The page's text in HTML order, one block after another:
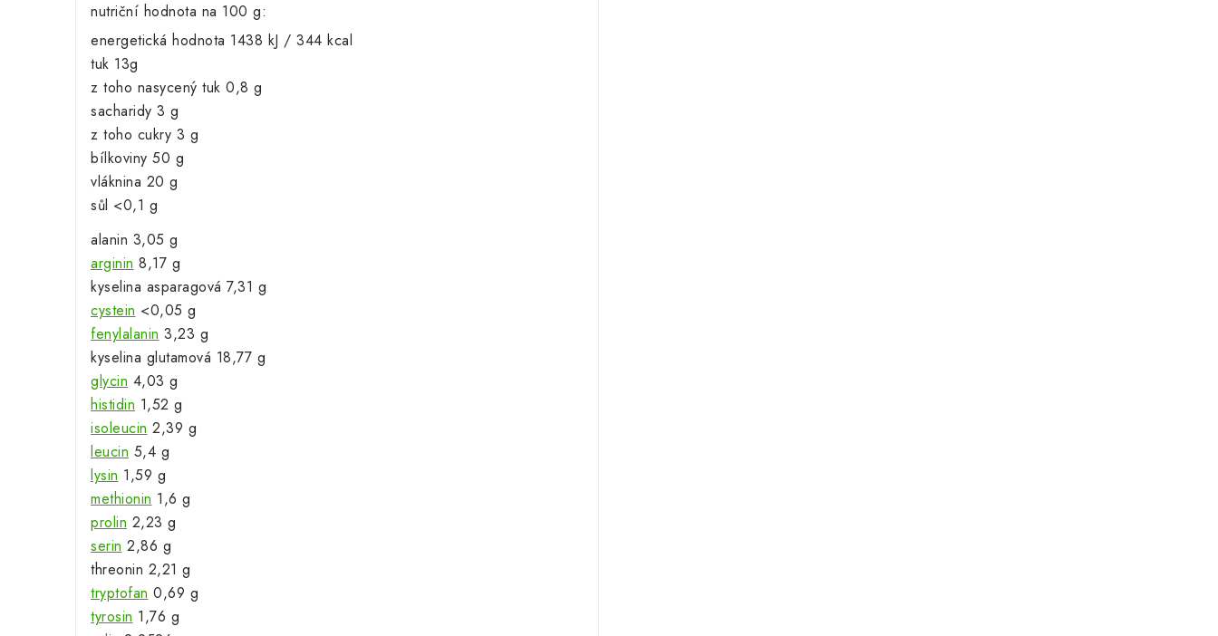
nutriční hodnota na 100 g:
energetická hodnota 1438 kJ / 344 kcal
tuk 13g
z toho nasycený tuk 0,8 g
sacharidy 3 g
z toho cukry 3 g
bílkoviny 50 g
vláknina 20 g
sůl <0,1 g
alanin 3,05 g
arginin 8,17 g
kyselina asparagová 7,31 g
cystein <0,05 g
fenylalanin 3,23 g
kyselina glutamová 18,77 g
glycin 4,03 g
histidin 1,52 g
isoleucin 2,39 g
leucin 5,4 g
lysin 1,59 g
methionin 1,6 g
prolin 2,23 g
serin 2,86 g
threonin 2,21 g
tryptofan 0,69 g
tyrosin 1,76 g